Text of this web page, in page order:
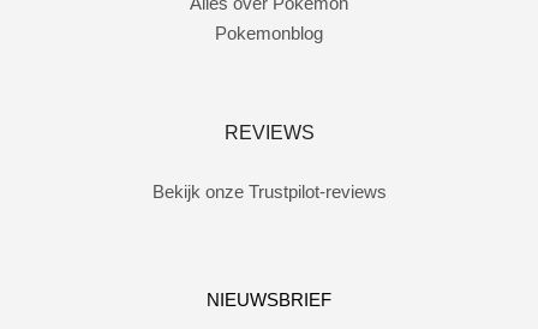
Pokemonblog
REVIEWS
Bekijk onze Trustpilot-reviews
NIEUWSBRIEF